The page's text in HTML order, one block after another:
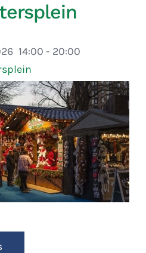
14:00 - 20:00